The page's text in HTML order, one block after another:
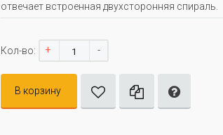
отвечает встроенная двухсторонняя спираль.
Кол-во: + -
В корзину